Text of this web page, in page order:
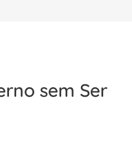
sem Ser